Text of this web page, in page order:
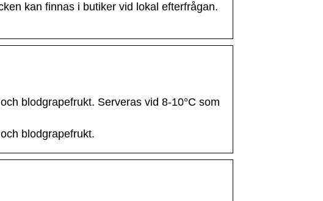
kan finnas i butiker vid lokal efterfrågan.
blodgrapefrukt. Serveras vid 8-10°C som
blodgrapefrukt.